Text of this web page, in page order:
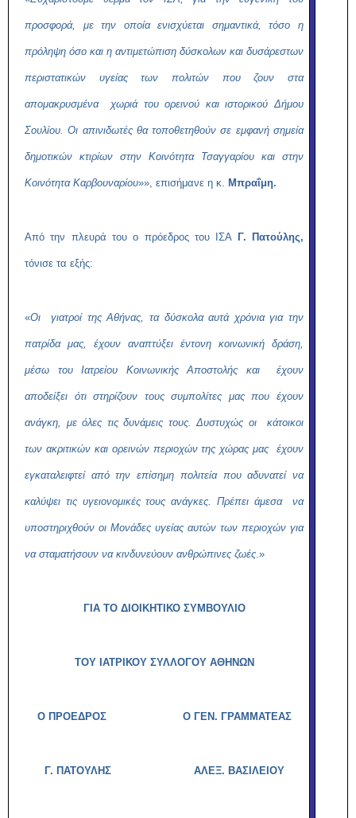
προσφορά, με την οποία ενισχύεται σημαντικά, τόσο η
πρόληψη όσο και η αντιμετώπιση δύσκολων και δυσάρεστων
περιστατικών υγείας των πολιτών που ζουν στα
απομακρυσμένα χωριά του ορεινού και ιστορικού Δήμου
Σουλίου. Οι απινιδωτές θα τοποθετηθούν σε εμφανή σημεία
δημοτικών κτιρίων στην Κοινότητα Τσαγγαρίου και στην
Κοινότητα Καρβουναρίου»», επισήμανε η κ. Μπραΐμη.
Από την πλευρά του ο πρόεδρος του ΙΣΑ Γ. Πατούλης,
τόνισε τα εξής:
«Οι γιατροί της Αθήνας, τα δύσκολα αυτά χρόνια για την
πατρίδα μας, έχουν αναπτύξει έντονη κοινωνική δράση,
μέσω του Ιατρείου Κοινωνικής Αποστολής και έχουν
αποδείξει ότι στηρίζουν τους συμπολίτες μας που έχουν
ανάγκη, με όλες τις δυνάμεις τους. Δυστυχώς οι κάτοικοι
των ακριτικών και ορεινών περιοχών της χώρας μας έχουν
εγκαταλειφτεί από την επίσημη πολιτεία που αδυνατεί να
καλύψει τις υγειονομικές τους ανάγκες. Πρέπει άμεσα να
υποστηριχθούν οι Μονάδες υγείας αυτών των περιοχών για
να σταματήσουν να κινδυνεύουν ανθρώπινες ζωές.»
ΓΙΑ ΤΟ ΔΙΟΙΚΗΤΙΚΟ ΣΥΜΒΟΥΛΙΟ
ΤΟΥ ΙΑΤΡΙΚΟΥ ΣΥΛΛΟΓΟΥ ΑΘΗΝΩΝ
Ο ΠΡΟΕΔΡΟΣ Ο ΓΕΝ. ΓΡΑΜΜΑΤΕΑΣ
Γ. ΠΑΤΟΥΛΗΣ ΑΛΕΞ. ΒΑΣΙΛΕΙΟΥ